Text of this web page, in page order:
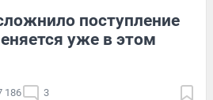
поступление
уже в этом
186 3